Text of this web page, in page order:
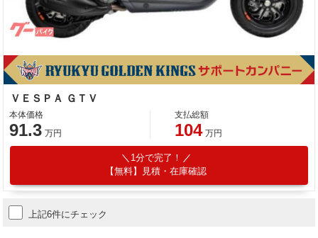
ＶＥＳＰＡ ＧＴＶ
本体価格
91.3 万円
支払総額
104 万円
1分で完了！
【無料】見積・在庫確認
上記6件にチェック